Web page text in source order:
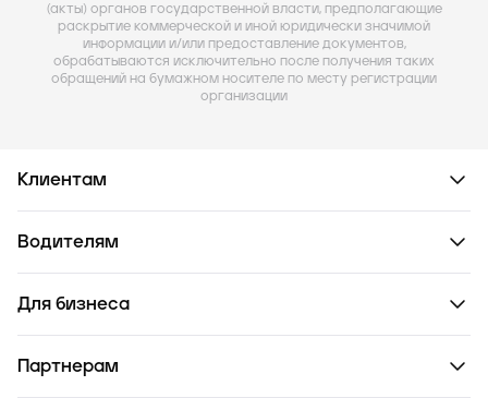
(акты) органов государственной власти, предполагающие
раскрытие коммерческой и иной юридически значимой
информации и/или предоставление документов,
обрабатываются исключительно после получения таких
обращений на бумажном носителе по месту регистрации
организации
Клиентам
Водителям
Для бизнеса
Партнерам